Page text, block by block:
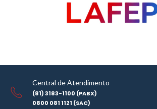
Central de Atendimento
(81) 3183-1100 (PABX)
0800 081 1121 (SAC)
LABORATÓRIO